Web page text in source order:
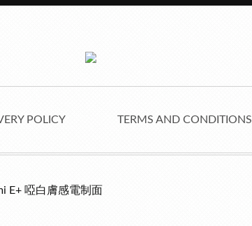
POLICY TERMS AND CONDITIONS
E+ 啞白膚感電制面